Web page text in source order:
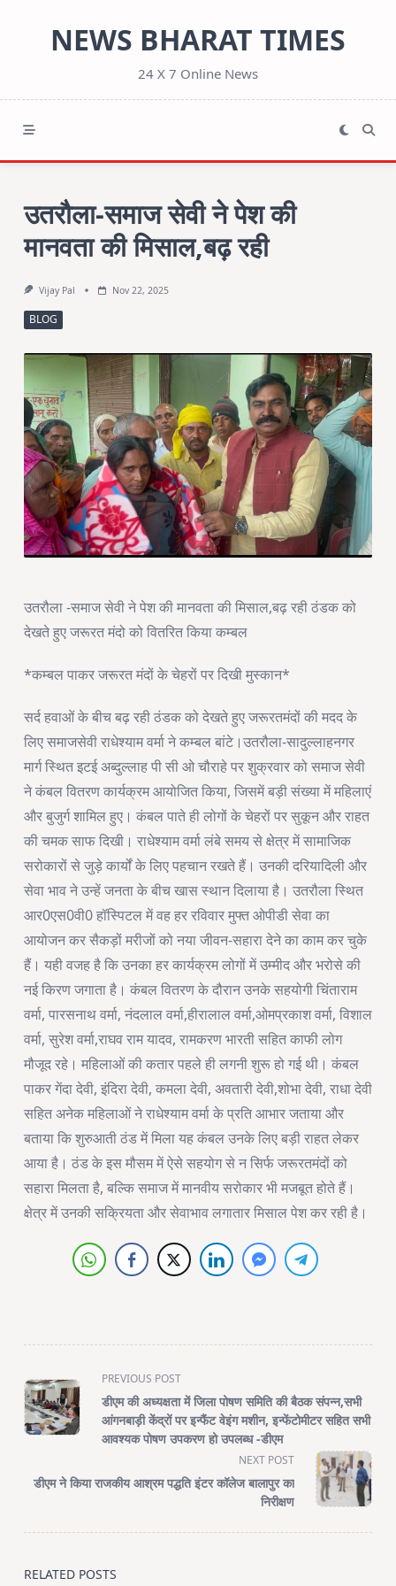
NEWS BHARAT TIMES
24 X 7 Online News
उतरौला-समाज सेवी ने पेश की
मानवता की मिसाल,बढ़ रही
Vijay Pal Nov 22, 2025
BLOG
उतरौला -समाज सेवी ने पेश की मानवता की मिसाल,बढ़ रही ठंडक को
देखते हुए जरूरत मंदो को वितरित किया कम्बल
*कम्बल पाकर जरूरत मंदों के चेहरों पर दिखी मुस्कान*
सर्द हवाओं के बीच बढ़ रही ठंडक को देखते हुए जरूरतमंदों की मदद के
लिए समाजसेवी राधेश्याम वर्मा ने कम्बल बांटे।उतरौला-सादुल्लाहनगर
मार्ग स्थित इटई अब्दुल्लाह पी सी ओ चौराहे पर शुक्रवार को समाज सेवी
ने कंबल वितरण कार्यक्रम आयोजित किया, जिसमें बड़ी संख्या में महिलाएं
और बुजुर्ग शामिल हुए। कंबल पाते ही लोगों के चेहरों पर सुकून और राहत
की चमक साफ दिखी। राधेश्याम वर्मा लंबे समय से क्षेत्र में सामाजिक
सरोकारों से जुड़े कार्यों के लिए पहचान रखते हैं। उनकी दरियादिली और
सेवा भाव ने उन्हें जनता के बीच खास स्थान दिलाया है। उतरौला स्थित
आर0एस0वी0 हॉस्पिटल में वह हर रविवार मुफ्त ओपीडी सेवा का
आयोजन कर सैकड़ों मरीजों को नया जीवन-सहारा देने का काम कर चुके
हैं। यही वजह है कि उनका हर कार्यक्रम लोगों में उम्मीद और भरोसे की
नई किरण जगाता है। कंबल वितरण के दौरान उनके सहयोगी चिंताराम
वर्मा, पारसनाथ वर्मा, नंदलाल वर्मा,हीरालाल वर्मा,ओमप्रकाश वर्मा, विशाल
वर्मा, सुरेश वर्मा,राघव राम यादव, रामकरण भारती सहित काफी लोग
मौजूद रहे। महिलाओं की कतार पहले ही लगनी शुरू हो गई थी। कंबल
पाकर गेंदा देवी, इंदिरा देवी, कमला देवी, अवतारी देवी,शोभा देवी, राधा देवी
सहित अनेक महिलाओं ने राधेश्याम वर्मा के प्रति आभार जताया और
बताया कि शुरुआती ठंड में मिला यह कंबल उनके लिए बड़ी राहत लेकर
आया है। ठंड के इस मौसम में ऐसे सहयोग से न सिर्फ जरूरतमंदों को
सहारा मिलता है, बल्कि समाज में मानवीय सरोकार भी मजबूत होते हैं।
क्षेत्र में उनकी सक्रियता और सेवाभाव लगातार मिसाल पेश कर रही है।
<span
class="nav-
subtitle
screen-
text">Page</span>
PREVIOUS POST
डीएम की अध्यक्षता में जिला पोषण समिति की बैठक संपन्न,सभी
आंगनबाड़ी केंद्रों पर इन्फैंट वेइंग मशीन, इन्फेंटोमीटर सहित सभी
आवश्यक पोषण उपकरण हो उपलब्ध -डीएम
NEXT POST
डीएम ने किया राजकीय आश्रम पद्धति इंटर कॉलेज बालापुर का
निरीक्षण
RELATED POSTS